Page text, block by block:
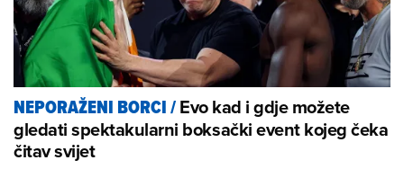
NEPORAŽENI BORCI/Evo kad i gdje možete
gledati spektakularni boksački event kojeg čeka
čitav svijet